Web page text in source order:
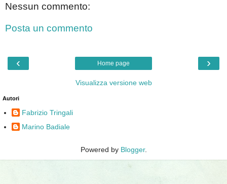
Nessun commento:
Posta un commento
‹ ›
Home page
Visualizza versione web
Autori
Fabrizio Tringali
Marino Badiale
Powered by Blogger.